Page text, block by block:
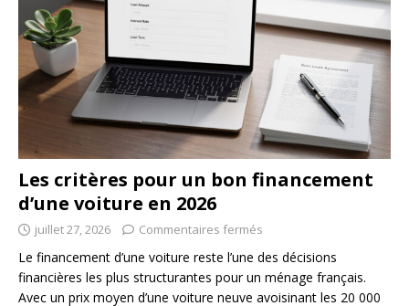
Les critères pour un bon financement
d’une voiture en 2026
juillet 27, 2026 Commentaires fermés
Le financement d’une voiture reste l’une des décisions
financières les plus structurantes pour un ménage français.
Avec un prix moyen d’une voiture neuve avoisinant les 20 000